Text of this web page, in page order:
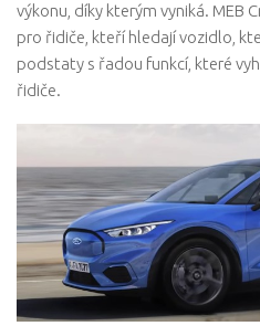
výkonu, díky kterým vyniká. MEB
pro řidiče, kteří hledají vozidlo,
podstaty s řadou funkcí, které
řidiče.